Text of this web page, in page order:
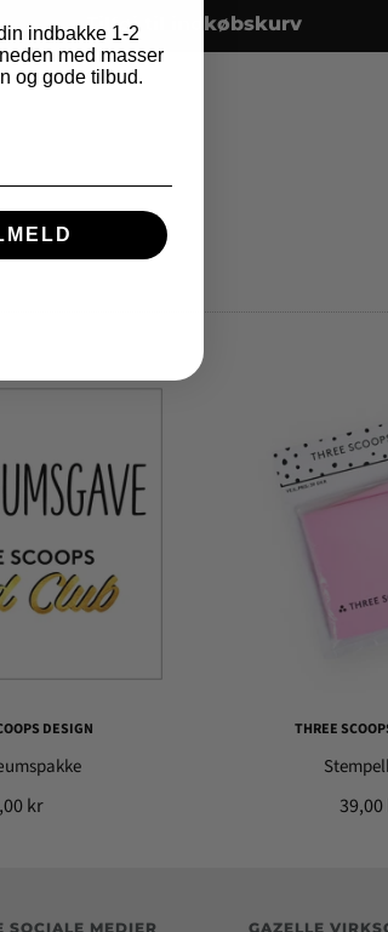
Tilføj til indkøbskurv
DESIGN
kr
THREE
SOCIALE MEDIER GAZELLE
indbakke 1-2
med masser
og gode tilbud.